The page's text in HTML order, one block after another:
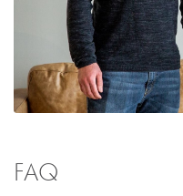
FAQ